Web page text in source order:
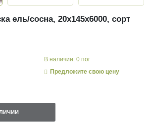
ель/сосна, 20х145х6000, сорт
В наличии: 0 пог
Предложите свою цену